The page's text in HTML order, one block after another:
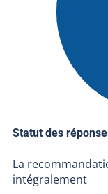
Statut des
La
intégralement